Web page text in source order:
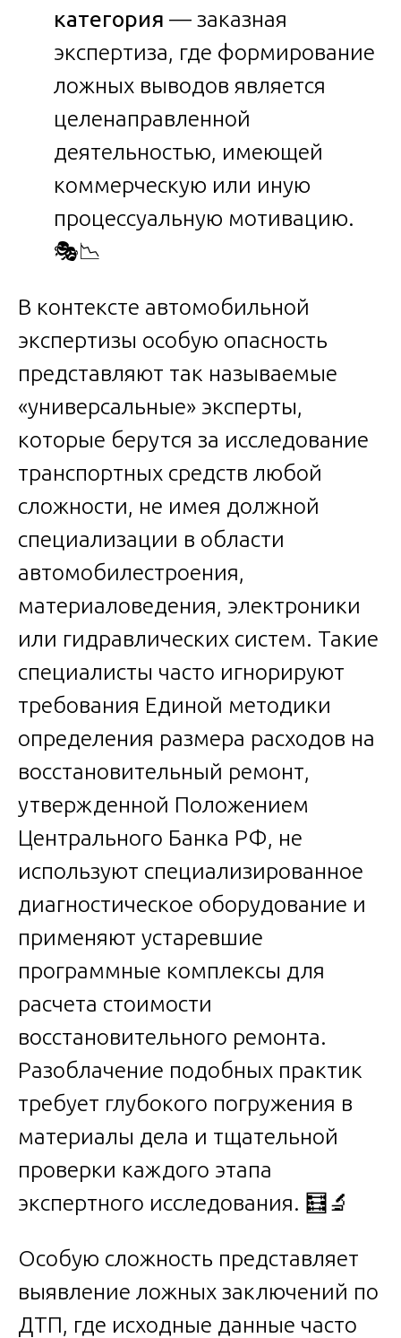
категория — заказная
экспертиза, где формирование
ложных выводов является
целенаправленной
деятельностью, имеющей
коммерческую или иную
процессуальную мотивацию.
🎭📉
В контексте автомобильной
экспертизы особую опасность
представляют так называемые
«универсальные» эксперты,
которые берутся за исследование
транспортных средств любой
сложности, не имея должной
специализации в области
автомобилестроения,
материаловедения, электроники
или гидравлических систем. Такие
специалисты часто игнорируют
требования Единой методики
определения размера расходов на
восстановительный ремонт,
утвержденной Положением
Центрального Банка РФ, не
используют специализированное
диагностическое оборудование и
применяют устаревшие
программные комплексы для
расчета стоимости
восстановительного ремонта.
Разоблачение подобных практик
требует глубокого погружения в
материалы дела и тщательной
проверки каждого этапа
экспертного исследования. 🧮🔬
Особую сложность представляет
выявление ложных заключений по
ДТП, где исходные данные часто